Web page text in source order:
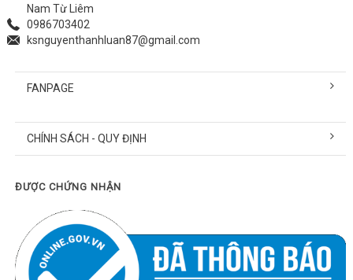
Nam Từ Liêm
0986703402
ksnguyenthanhluan87@gmail.com
FANPAGE
CHÍNH SÁCH - QUY ĐỊNH
ĐƯỢC CHỨNG NHẬN